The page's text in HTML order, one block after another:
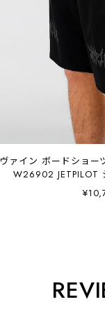
ヴァイン ボードショー
W26902